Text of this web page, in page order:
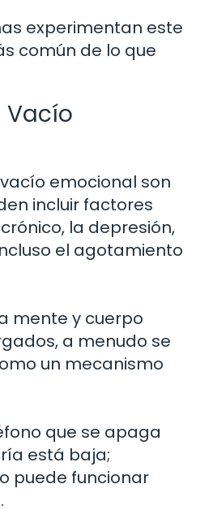
experimentan este
común de lo que
Vacío
emocional son
incluir factores
la depresión,
el agotamiento
mente y cuerpo
a menudo se
un mecanismo
que se apaga
está baja;
puede funcionar